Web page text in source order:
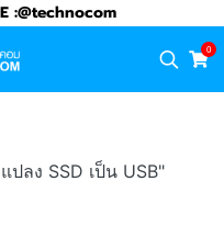
:@technocom
0
ลง SSD เป็น USB"